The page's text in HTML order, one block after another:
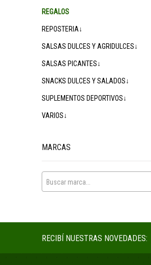
REGALOS
REPOSTERIA↓
SALSAS DULCES Y AGRIDULCES↓
SALSAS PICANTES↓
SNACKS DULCES Y SALADOS↓
SUPLEMENTOS DEPORTIVOS↓
VARIOS↓
MARCAS
Buscar marca...
RECIBÍ NUESTRAS NOVEDADES: